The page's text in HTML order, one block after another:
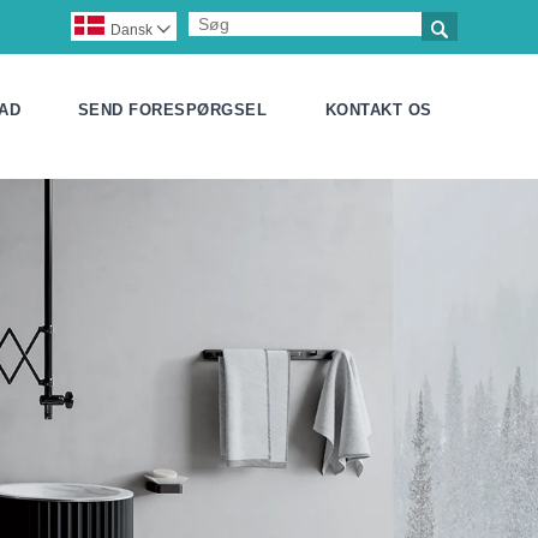

Dansk 
SEND FORESPØRGSEL KONTAKT OS